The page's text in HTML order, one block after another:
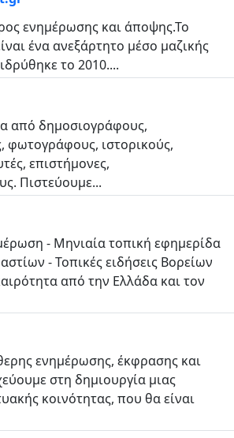
ενημέρωσης και άποψης.Το
ένα ανεξάρτητο μέσο μαζικής
το 2010....
από δημοσιογράφους,
φωτογράφους, ιστορικούς,
επιστήμονες,
Πιστεύουμε...
- Μηνιαία τοπική εφημερίδα
- Τοπικές ειδήσεις Βορείων
από την Ελλάδα και τον
ενημέρωσης, έκφρασης και
στη δημιουργία μιας
κοινότητας, που θα είναι